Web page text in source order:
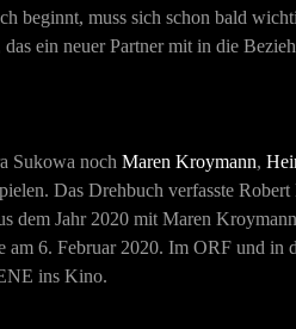
beginnt, muss sich schon bald
ein neuer Partner mit in die
Sukowa noch Maren Kroymann,
Das Drehbuch verfasste Robert
Jahr 2020 mit Maren
am 6. Februar 2020. Im ORF und
ins Kino.